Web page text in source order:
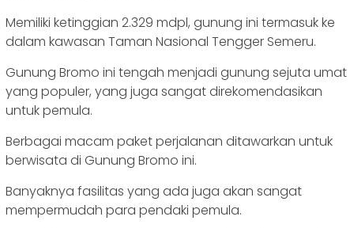
Memiliki ketinggian 2.329 mdpl, gunung ini termasuk ke
dalam kawasan Taman Nasional Tengger Semeru.
Gunung Bromo ini tengah menjadi gunung sejuta umat
yang populer, yang juga sangat direkomendasikan
untuk pemula.
Berbagai macam paket perjalanan ditawarkan untuk
berwisata di Gunung Bromo ini.
Banyaknya fasilitas yang ada juga akan sangat
mempermudah para pendaki pemula.